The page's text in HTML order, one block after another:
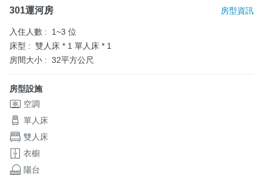
301運河房 房型資訊
入住人數 :
1~3 位
床型 : 雙人床 * 1 單人床 * 1
房間大小 : 32平方公尺
房型設施
空調
單人床
雙人床
衣櫥
陽台